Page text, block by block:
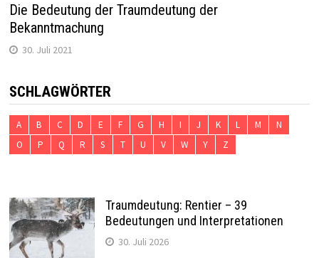
Die Bedeutung der Traumdeutung der
Bekanntmachung
30. Juli 2021
SCHLAGWÖRTER
A B C D E F G H I J K L M
N
O
P Q R S T U V W Y Z
Traumdeutung: Rentier – 39
Bedeutungen und Interpretationen
30. Juli 2026